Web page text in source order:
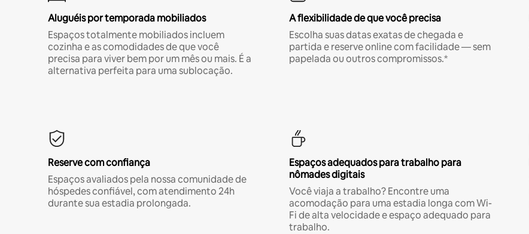
Aluguéis por temporada mobiliados
Espaços totalmente mobiliados incluem
cozinha e as comodidades de que você
precisa para viver bem por um mês ou mais. É a
alternativa perfeita para uma sublocação.
A flexibilidade de que você precisa
Escolha suas datas exatas de chegada e
partida e reserve online com facilidade — sem
papelada ou outros compromissos.*
Reserve com confiança
Espaços avaliados pela nossa comunidade de
hóspedes confiável, com atendimento 24h
durante sua estadia prolongada.
Espaços adequados para trabalho para
nômades digitais
Você viaja a trabalho? Encontre uma
acomodação para uma estadia longa com Wi-
Fi de alta velocidade e espaço adequado para
trabalho.